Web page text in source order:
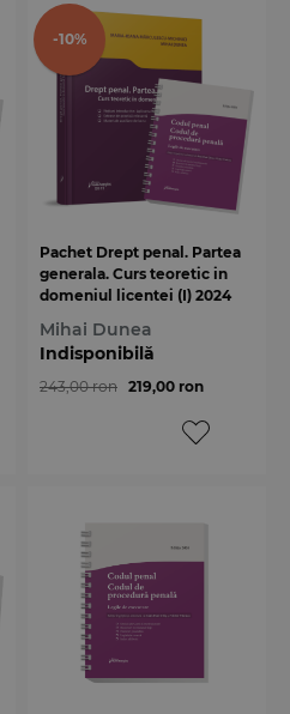
-10%
Pachet Drept penal. Partea
generala. Curs teoretic in
domeniul licentei (I) 2024
Mihai Dunea
Indisponibilă
243,00 ron 219,00 ron